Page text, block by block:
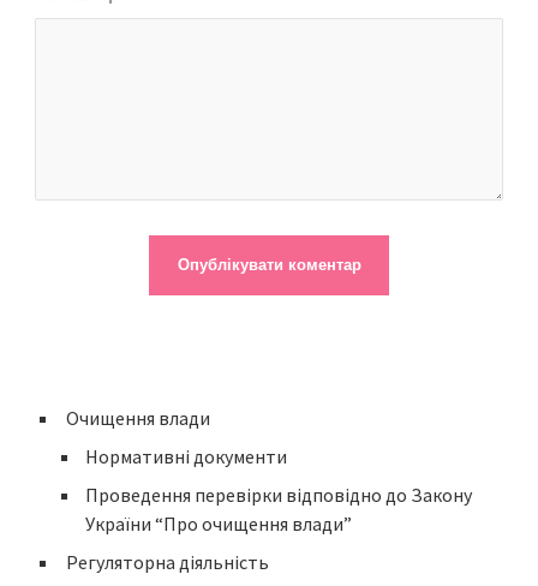
Очищення влади
Нормативні документи
Проведення перевірки відповідно до Закону
України “Про очищення влади”
Регуляторна діяльність